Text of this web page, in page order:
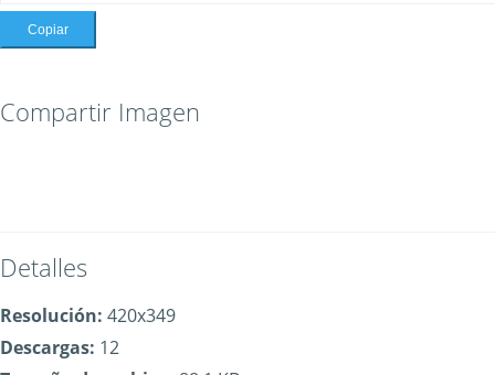
Copiar
Compartir Imagen
Detalles
Resolución: 420x349
Descargas: 12